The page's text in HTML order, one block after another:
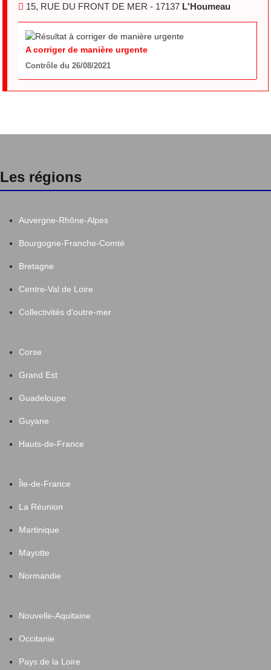
15, RUE DU FRONT DE MER - 17137 L'Houmeau
A corriger de manière urgente
Contrôle du 26/08/2021
Les régions
Auvergne-Rhône-Alpes
Bourgogne-Franche-Comté
Bretagne
Centre-Val de Loire
Collectivités d'outre-mer
Corse
Grand Est
Guadeloupe
Guyane
Hauts-de-France
Île-de-France
La Réunion
Martinique
Mayotte
Normandie
Nouvelle-Aquitaine
Occitanie
Pays de la Loire